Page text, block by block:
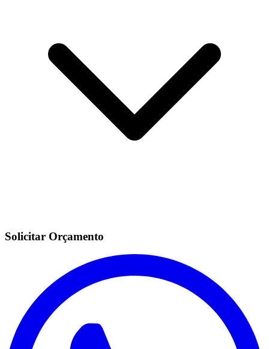
Solicitar Orçamento